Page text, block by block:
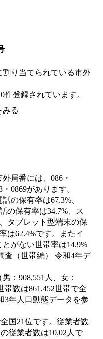
割り当てられている市外
件登録されています。
みる
局番には、086・
0869があります。
の保有率は67.3%、
の保有率は34.7%、ス
タブレット型端末の保
は62.4%です。またイ
がない世帯率は14.9%
査（世帯編） 令和4年デ
：908,551人、女：
帯数は861,452世帯で全
3年人口動態データを参
国21位です。従業者数
従業者数は10.02人で